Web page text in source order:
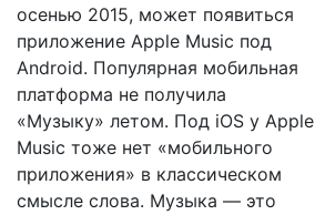
осенью 2015, может появиться
приложение Apple Music под
Android. Популярная мобильная
платформа не получила
«Музыку» летом. Под iOS у Apple
Music тоже нет «мобильного
приложения» в классическом
смысле слова. Музыка — это